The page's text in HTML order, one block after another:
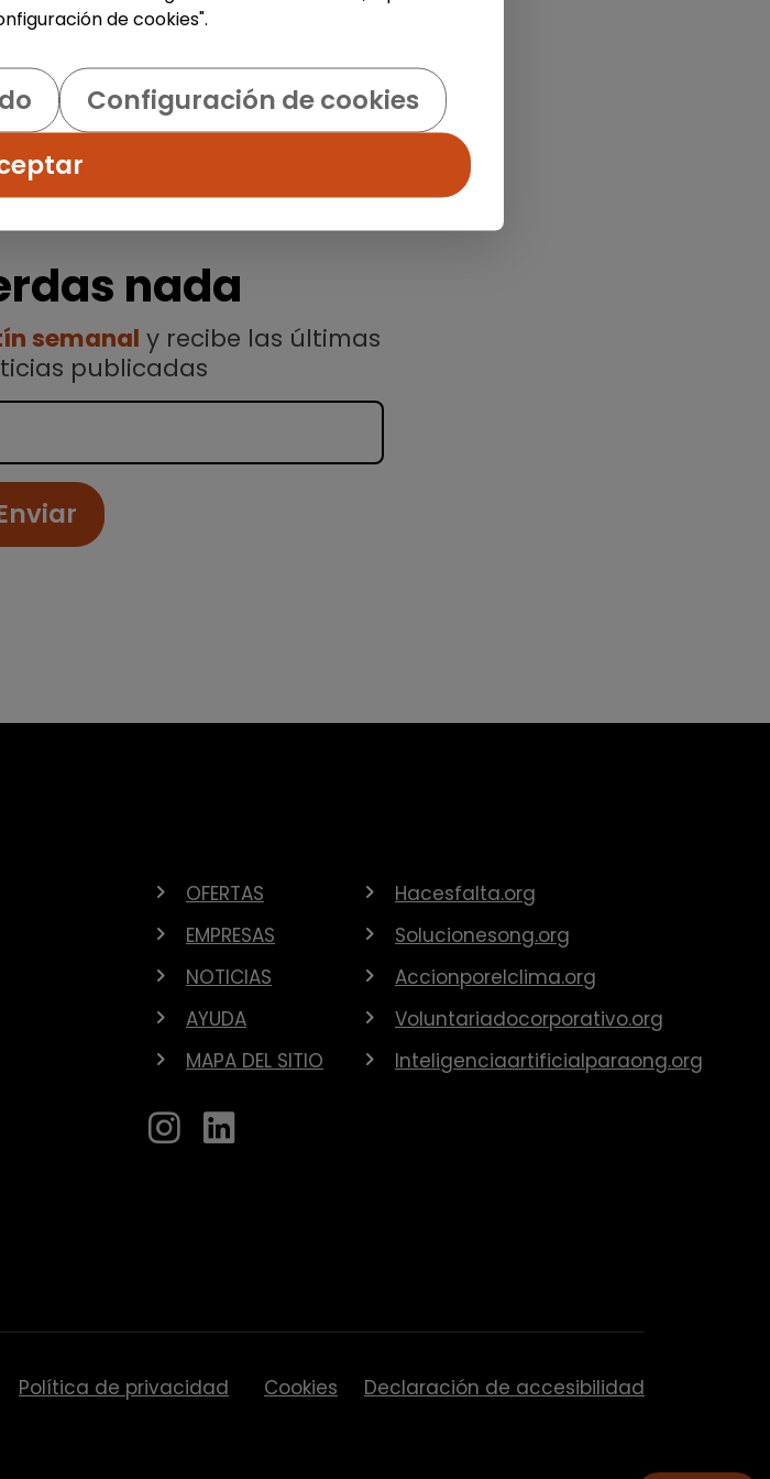
1
nada
semanal y recibe las últimas
publicadas
OFERTAS
EMPRESAS
NOTICIAS
AYUDA
MAPA DEL SITIO
Hacesfalta.org
Solucionesong.org
Accionporelclima.org
Voluntariadocorporativo.org
Inteligenciaartificialparaong.org
Política de privacidad Cookies Declaración de accesibilidad
de cookies".
Configuración de cookies